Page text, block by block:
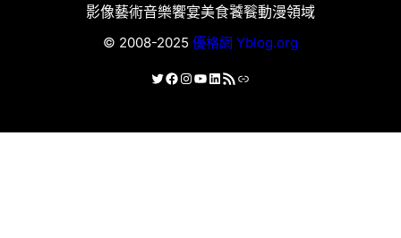
影像藝術音樂饗宴美食饕餮動漫領域
© 2008-2025 優格網 Yblog.org
X Facebook
Instagram
YouTube
LinkedIn
RSS 資訊提供連結